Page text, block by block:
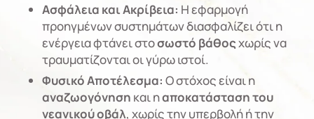
Ασφάλεια και Ακρίβεια: Η εφαρμογή
προηγμένων συστημάτων διασφαλίζει ότι η
ενέργεια φτάνει στοσωστό βάθοςχωρίς να
τραυματίζονται οι γύρω ιστοί.
Φυσικό Αποτέλεσμα: Ο στόχος είναι η
αναζωογόνηση και ηαποκατάσταση του
νεανικού οβάλ, χωρίς την υπερβολή ή την